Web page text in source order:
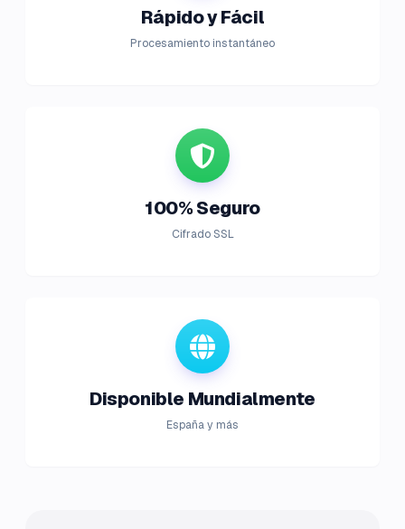
Rápido y Fácil
Procesamiento instantáneo
100% Seguro
Cifrado SSL
Disponible Mundialmente
España y más